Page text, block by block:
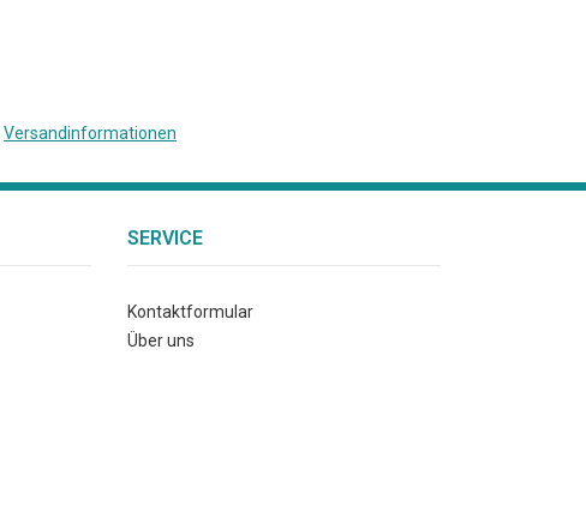
Versandinformationen
SERVICE
Kontaktformular
Über uns